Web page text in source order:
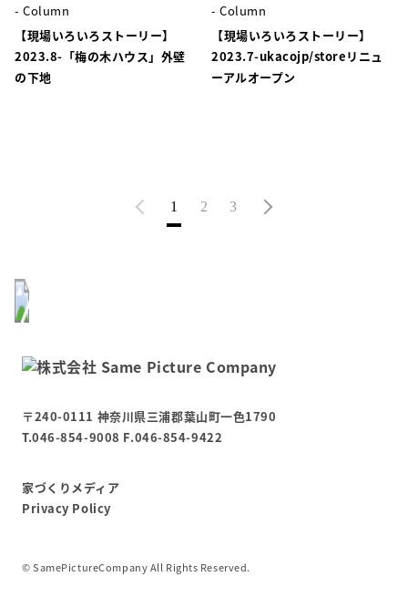
- Column
【現場いろいろストーリー】
2023.8-「梅の木ハウス」外壁
の下地
- Column
【現場いろいろストーリー】
2023.7-ukacojp/storeリニュ
ーアルオープン
1 2 3
〒240-0111 神奈川県三浦郡葉山町一色1790
T.046-854-9008 F.046-854-9422
家づくりメディア
Privacy Policy
©︎ SamePictureCompany All Rights Reserved.